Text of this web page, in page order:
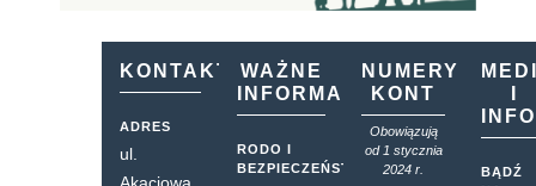
KONTAKT
ADRES
ul.
Akacjowa
WAŻNE
INFORMACJE
RODO I
BEZPIECZEŃSTWO
NUMERY
KONT
Obowiązują
od 1 stycznia
2024 r.
BĄDŹ